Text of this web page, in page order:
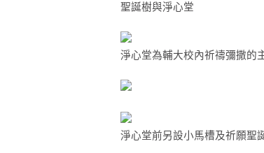
聖誕樹與淨心堂
淨心堂為輔大校內祈禱彌撒的
淨心堂前另設小馬槽及祈願聖